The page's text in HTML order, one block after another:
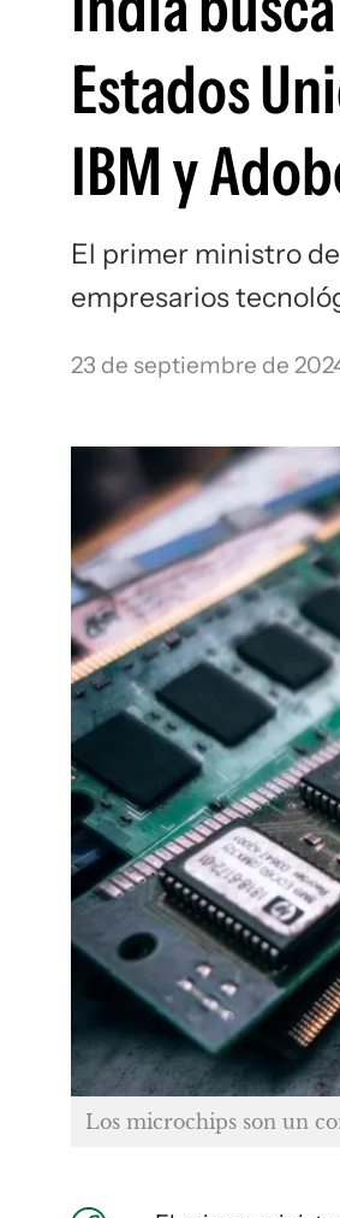
Estados
IBM y
El primer ministro
empresarios
23 de septiembre de
Los microchips son un